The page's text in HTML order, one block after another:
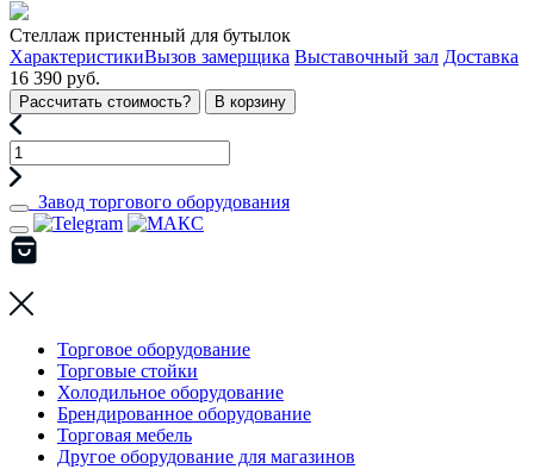
Стеллаж пристенный для бутылок
ХарактеристикиВызов замерщика Выставочный зал Доставка
16 390 руб.
Рассчитать стоимость? В корзину
Завод торгового оборудования
Торговое оборудование
Торговые стойки
Холодильное оборудование
Брендированное оборудование
Торговая мебель
Другое оборудование для магазинов